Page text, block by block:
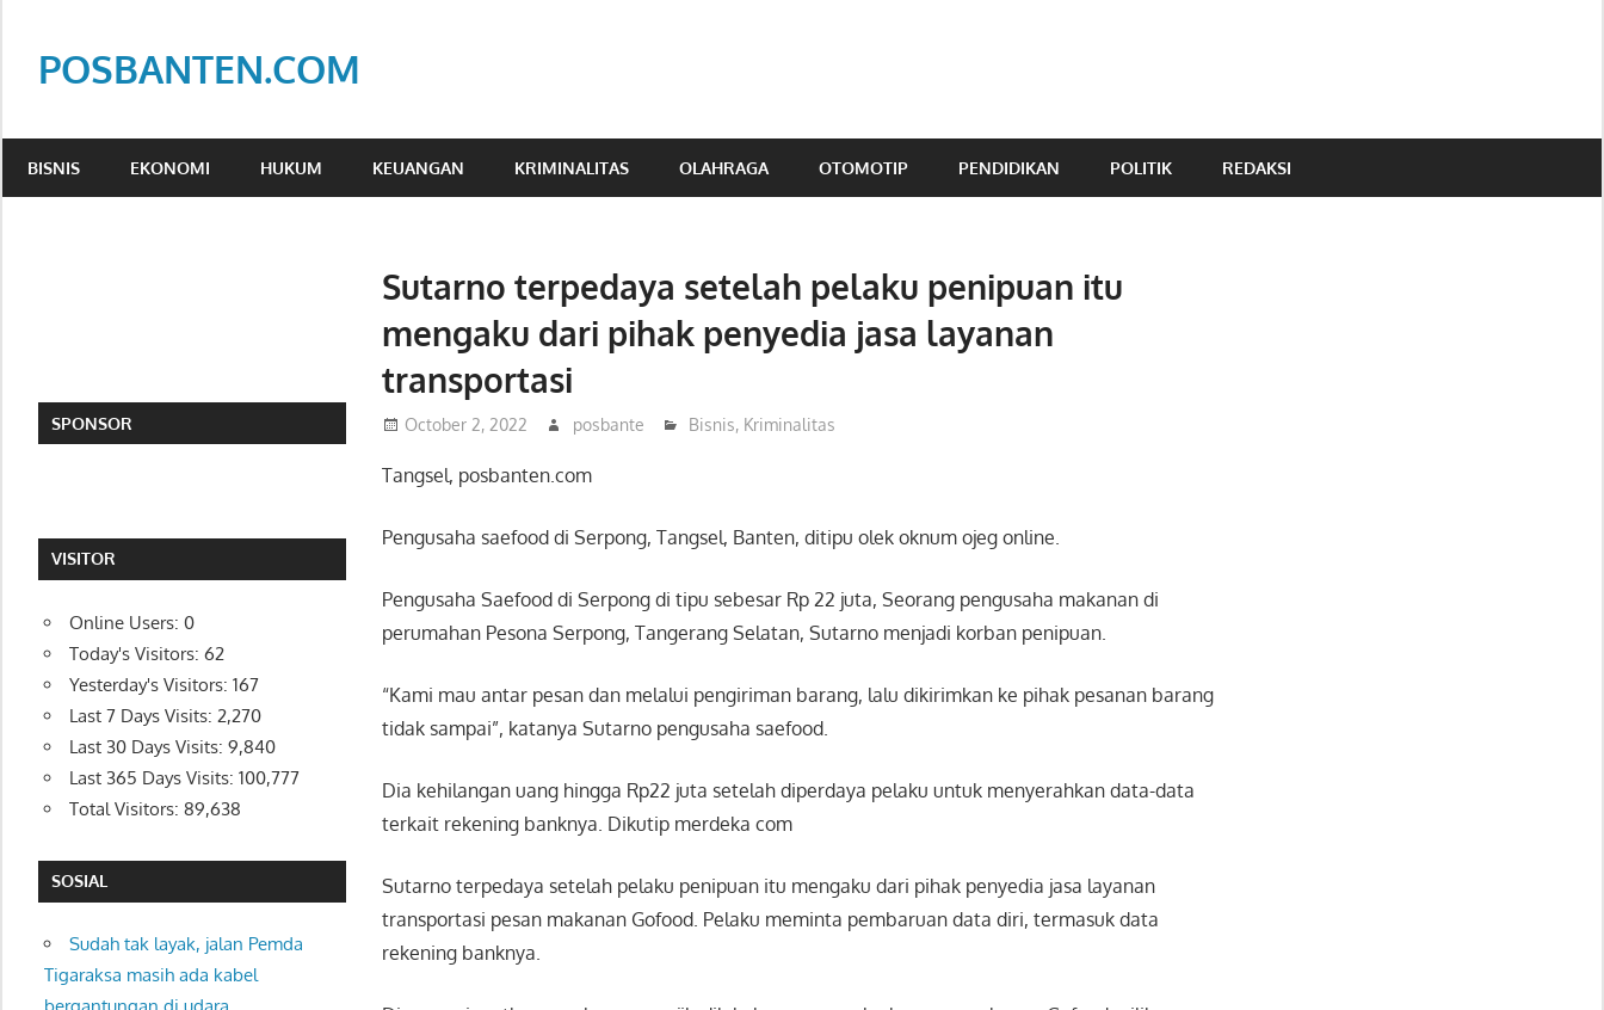
contentPOSBANTEN.COM
Menyampaikan
BISNIS EKONOMI HUKUM KEUANGAN KRIMINALITAS OLAHRAGA OTOMOTIP PENDIDIKAN POLITIK REDAKSI
Sutarno terpedaya setelah pelaku penipuan itu
mengaku dari pihak penyedia jasa layanan
transportasi
October 2, 2022 posbante Bisnis, Kriminalitas
Tangsel, posbanten.com
Pengusaha saefood di Serpong, Tangsel, Banten, ditipu olek oknum ojeg online.
Pengusaha Saefood di Serpong di tipu sebesar Rp 22 juta, Seorang pengusaha makanan di
perumahan Pesona Serpong, Tangerang Selatan, Sutarno menjadi korban penipuan.
“Kami mau antar pesan dan melalui pengiriman barang, lalu dikirimkan ke pihak pesanan barang
tidak sampai”, katanya Sutarno pengusaha saefood.
Dia kehilangan uang hingga Rp22 juta setelah diperdaya pelaku untuk menyerahkan data-data
terkait rekening banknya. Dikutip merdeka com
Sutarno terpedaya setelah pelaku penipuan itu mengaku dari pihak penyedia jasa layanan
transportasi pesan makanan Gofood. Pelaku meminta pembaruan data diri, termasuk data
rekening banknya.
SPONSOR
VISITOR
Online Users: 0
Today's Visitors: 62
Yesterday's Visitors: 167
Last 7 Days Visits: 2,270
Last 30 Days Visits: 9,840
Last 365 Days Visits: 100,777
Total Visitors: 89,638
SOSIAL
Sudah tak layak, jalan Pemda
Tigaraksa masih ada kabel